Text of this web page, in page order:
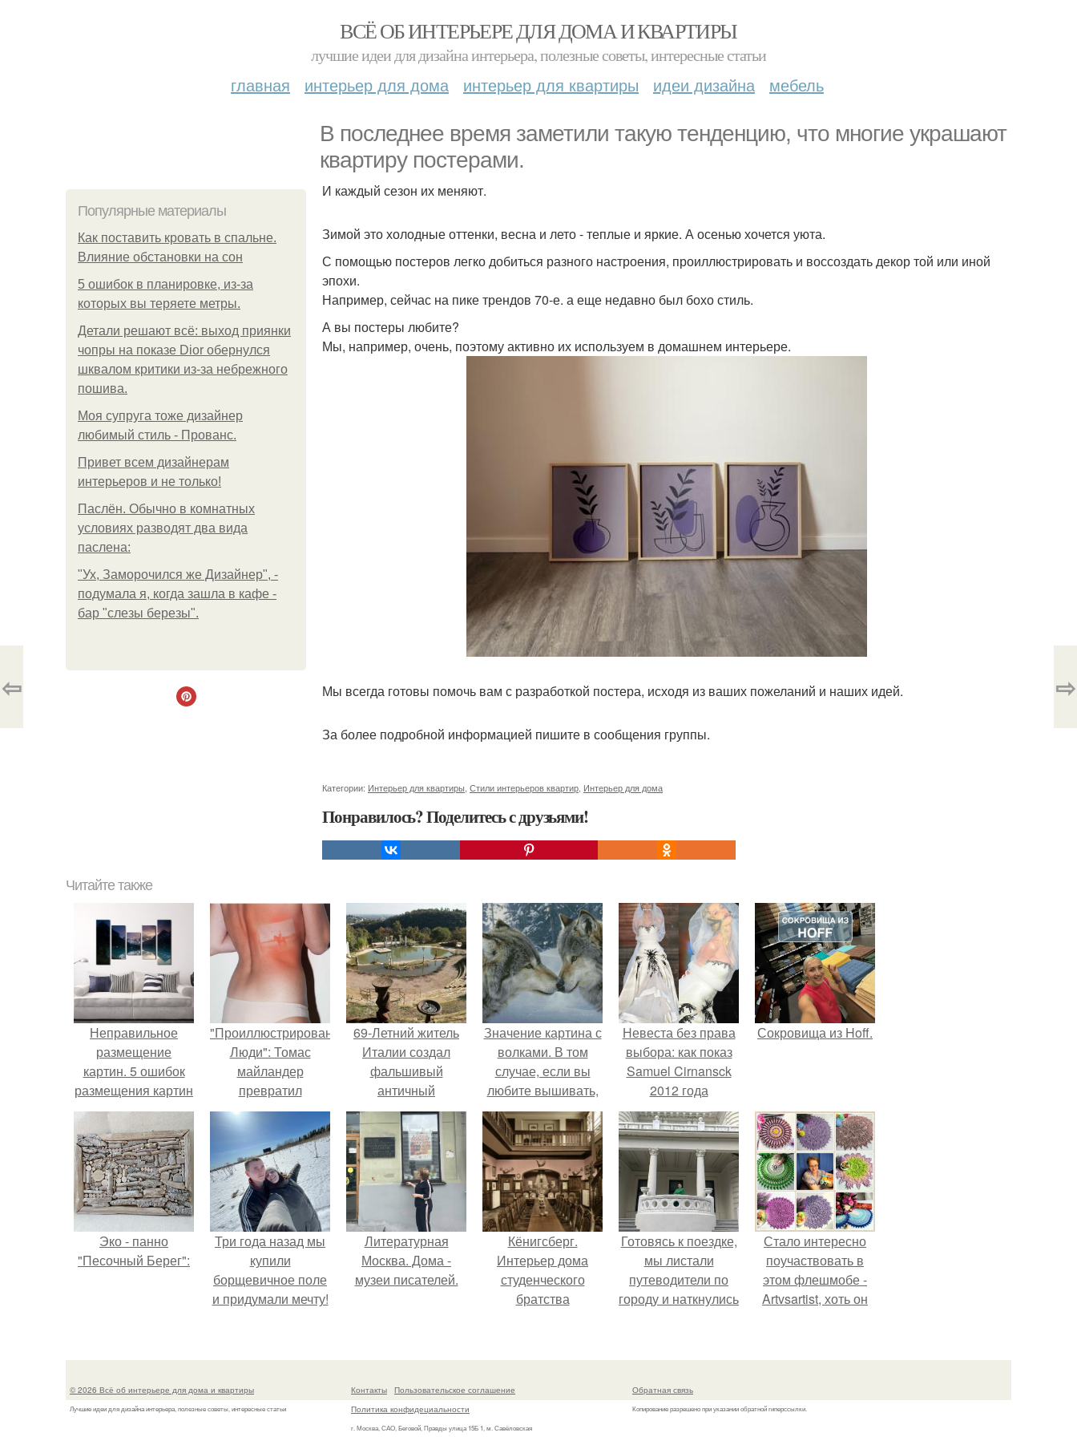
ВСЁ ОБ ИНТЕРЬЕРЕ ДЛЯ ДОМА И КВАРТИРЫ
лучшие идеи для дизайна интерьера, полезные советы, интересные статьи
главная интерьер для дома интерьер для квартиры идеи дизайна мебель
В последнее время заметили такую тенденцию, что многие украшают
квартиру постерами.
Популярные материалы
Как поставить кровать в спальне.
Влияние обстановки на сон
5 ошибок в планировке, из-за
которых вы теряете метры.
Детали решают всё: выход приянки
чопры на показе Dior обернулся
шквалом критики из-за небрежного
пошива.
Моя супруга тоже дизайнер
любимый стиль - Прованс.
Привет всем дизайнерам
интерьеров и не только!
Паслён. Обычно в комнатных
условиях разводят два вида
паслена:
"Ух, Заморочился же Дизайнер", -
подумала я, когда зашла в кафе -
бар "слезы березы".
И каждый сезон их меняют.
Зимой это холодные оттенки, весна и лето - теплые и яркие. А осенью хочется уюта.
С помощью постеров легко добиться разного настроения, проиллюстрировать и воссоздать декор той или иной
эпохи.
Например, сейчас на пике трендов 70-е. а еще недавно был бохо стиль.
А вы постеры любите?
Мы, например, очень, поэтому активно их используем в домашнем интерьере.
Мы всегда готовы помочь вам с разработкой постера, исходя из ваших пожеланий и наших идей.
За более подробной информацией пишите в сообщения группы.
Категории: Интерьер для квартиры Стили интерьеров квартир Интерьер для дома
Понравилось? Поделитесь с друзьями!
⇦ ⇨
Читайте также
Неправильное
размещение
картин. 5 ошибок
размещения картин
на стенах
"Проиллюстрированные
Люди": Томас
майландер
превратил
солнечные ожоги в
арт - объект.
69-Летний житель
Италии создал
фальшивый
античный
амфитеатр и
долгое время
успешно выдавал
его за настоящее
историческое
наследие.
Значение картина с
волками. В том
случае, если вы
любите вышивать,
то наверняка
задумывались о
том, что означает та
или иная вышитая
вами картина.
Невеста без права
выбора: как показ
Samuel Cirnansck
2012 года
превратил подиум
в манифест против
принуждения.
Сокровища из Hoff.
Эко - панно
"Песочный Берег":
Три года назад мы
купили
борщевичное поле
и придумали мечту!
Литературная
Москва. Дома -
музеи писателей.
Кёнигсберг.
Интерьер дома
студенческого
братства
Готовясь к поездке,
мы листали
путеводители по
городу и наткнулись
Стало интересно
поучаствовать в
этом флешмобе -
Artvsartist, хоть он
больше про
© 2026 Всё об интерьере для дома и квартиры
Лучшие идеи для дизайна интерьера, полезные советы, интересные статьи
Контакты
Пользовательское соглашение
Политика конфидециальности
г. Москва, САО, Беговой, Правды улица 15Б 1, м. Савёловская
Обратная связь
Копирование разрешено при указании обратной гиперссылки.